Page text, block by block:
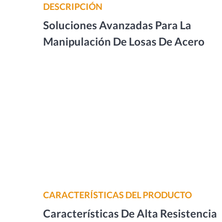
DESCRIPCIÓN
Soluciones Avanzadas Para La
Manipulación De Losas De Acero
CARACTERÍSTICAS DEL PRODUCTO
Características De Alta Resistencia